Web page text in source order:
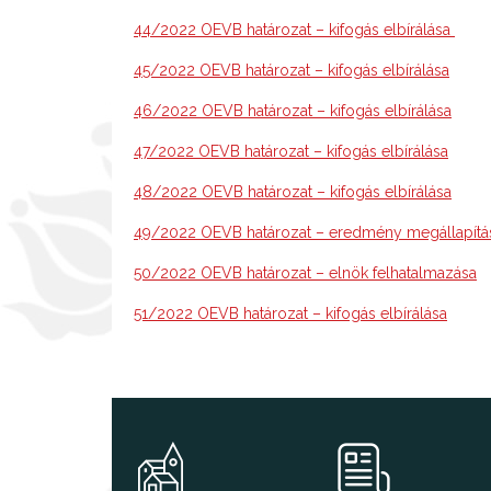
44/2022 OEVB határozat – kifogás elbírálása
45/2022 OEVB határozat – kifogás elbírálása
46/2022 OEVB határozat – kifogás elbírálása
47/2022 OEVB határozat – kifogás elbírálása
48/2022 OEVB határozat – kifogás elbírálása
49/2022 OEVB határozat – eredmény
50/2022 OEVB határozat – elnök felhatalmazása
51/2022 OEVB határozat – kifogás elbírálása